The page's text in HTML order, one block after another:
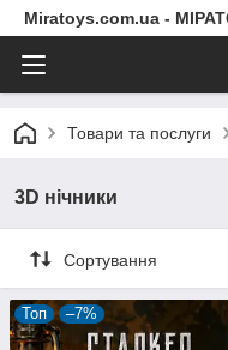
Miratoys.com.ua -
Товари та послуги
3D нічники
Сортування
Топ –7%